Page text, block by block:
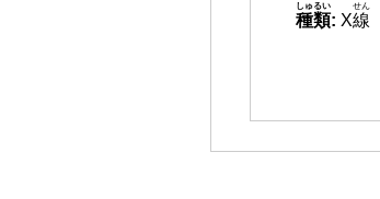
種類
しゅるい
: X線
せん